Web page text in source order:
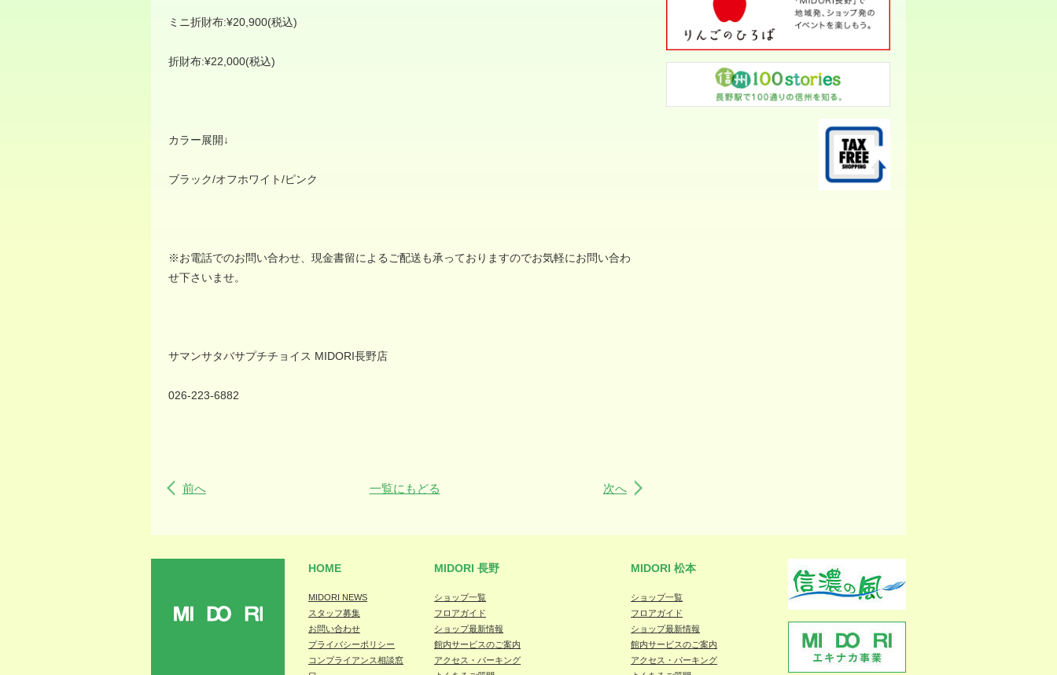
ミニ折財布:¥20,900(税込)
折財布:¥22,000(税込)
カラー展開 ↓
ブラック/オフホワイト/ピンク
※お電話でのお問い合わせ、現金書留によるご配送も承っておりますのでお気軽にお問い合わ
せ下さいませ。
サマンサタバサプチチョイス MIDORI長野店
026-223-6882
前へ 一覧にもどる 次へ
HOME
MIDORI NEWS
スタッフ募集
お問い合わせ
プライバシーポリシー
コンプライアンス相談窓
MIDORI 長野
ショップ一覧
フロアガイド
ショップ最新情報
館内サービスのご案内
アクセス・パーキング
MIDORI 松本
ショップ一覧
フロアガイド
ショップ最新情報
館内サービスのご案内
アクセス・パーキング